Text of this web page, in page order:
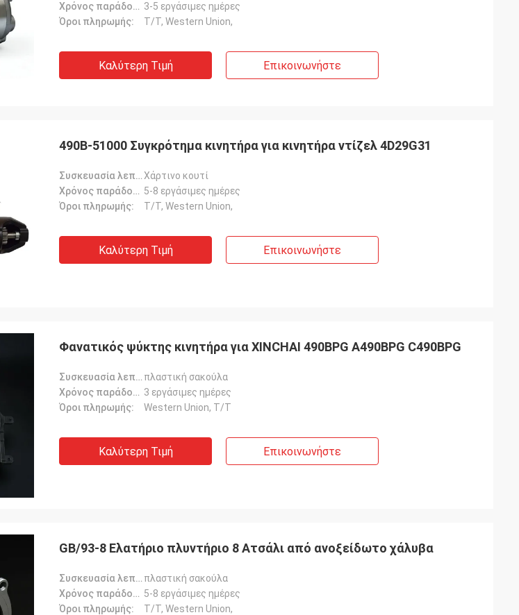
Χρόνος παράδοσης: 3-5 εργάσιμες ημέρες
Όροι πληρωμής:
Τ/Τ, Western Union,
Καλύτερη Τιμή Επικοινωνήστε
490Β-51000 Συγκρότημα κινητήρα για κινητήρα ντίζελ 4D29G31
Συσκευασία λεπτομέρειες:Χάρτινο κουτί
Χρόνος παράδοσης: 5-8 εργάσιμες ημέρες
Όροι πληρωμής:
Τ/Τ, Western Union,
Καλύτερη Τιμή Επικοινωνήστε
Φανατικός ψύκτης κινητήρα για XINCHAI 490BPG A490BPG C490BPG
Συσκευασία λεπτομέρειες: πλαστική σακούλα
Χρόνος παράδοσης: 3 εργάσιμες ημέρες
Όροι πληρωμής:
Western Union, T/T
Καλύτερη Τιμή Επικοινωνήστε
GB/93-8 Ελατήριο πλυντήριο 8 Ατσάλι από ανοξείδωτο χάλυβα
Συσκευασία λεπτομέρειες: πλαστική σακούλα
Χρόνος παράδοσης: 5-8 εργάσιμες ημέρες
Όροι πληρωμής:
Τ/Τ, Western Union,